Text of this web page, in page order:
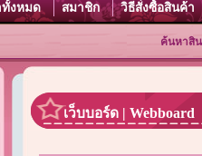
ทั้งหมด สมาชิก วิธีสั่งซื้อสินค้า
ค้นหาสิ
เว็บบอร์ด | Webboard